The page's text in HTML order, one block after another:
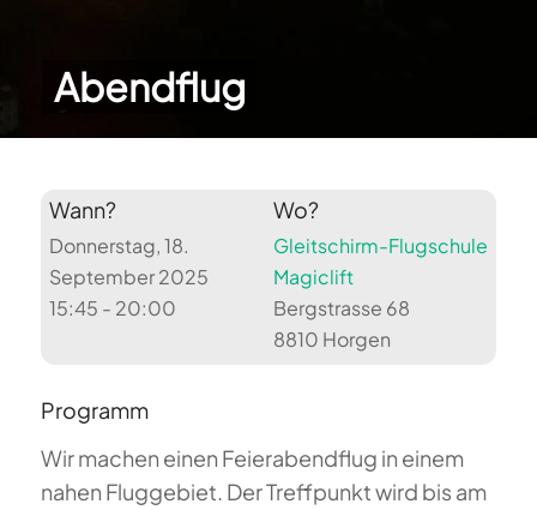
Abendflug
Wann?
Donnerstag, 18.
September 2025
15:45 - 20:00
Wo?
Gleitschirm-Flugschule
Magiclift
Bergstrasse 68
8810 Horgen
Programm
Wir machen einen Feierabendflug in einem
nahen Fluggebiet. Der Treffpunkt wird bis am